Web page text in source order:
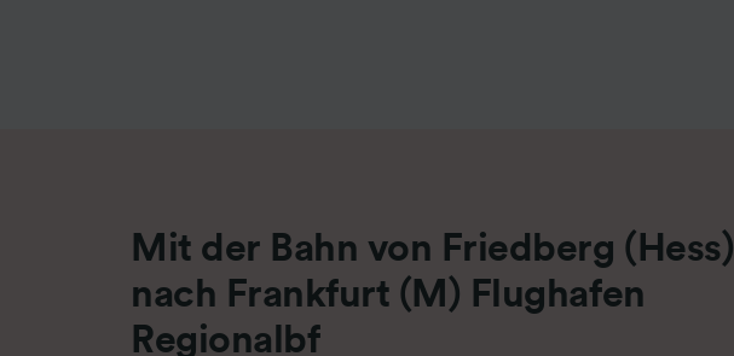
Mit der Bahn von Friedberg (Hess)
nach Frankfurt (M) Flughafen
Regionalbf